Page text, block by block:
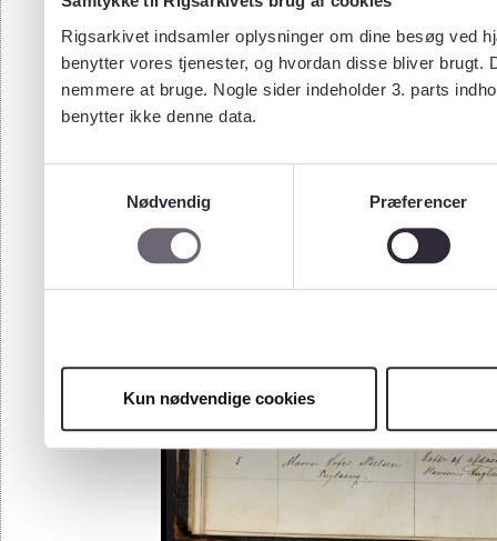
Rigsarkivet indsamler oplysninger om dine besøg ved
benytter vores tjenester, og hvordan disse bliver
nemmere at bruge. Nogle sider indeholder 3. parts
benytter ikke denne data.
Nødvendig
Præferencer
Kun nødvendige cookies